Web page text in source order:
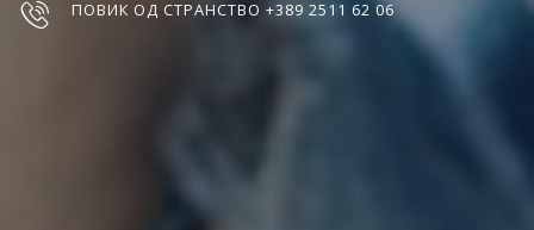
ПОВИК ОД СТРАНСТВО +389 2511 62 06